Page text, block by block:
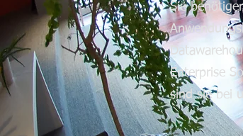
Sie
Enterprise
sind sie bei